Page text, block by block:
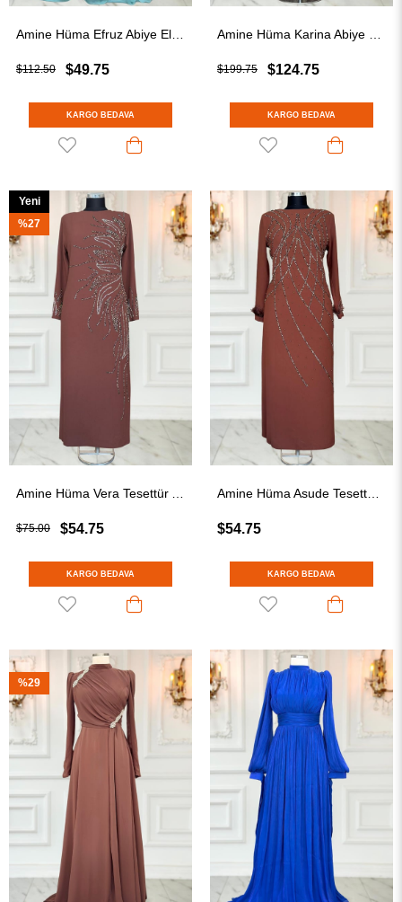
$49.75
$112.50
KARGO BEDAVA
$124.75
$199.75
KARGO BEDAVA
$54.75
$75.00
KARGO BEDAVA
Yeni
Ürün
%27
$54.75
KARGO BEDAVA
%29